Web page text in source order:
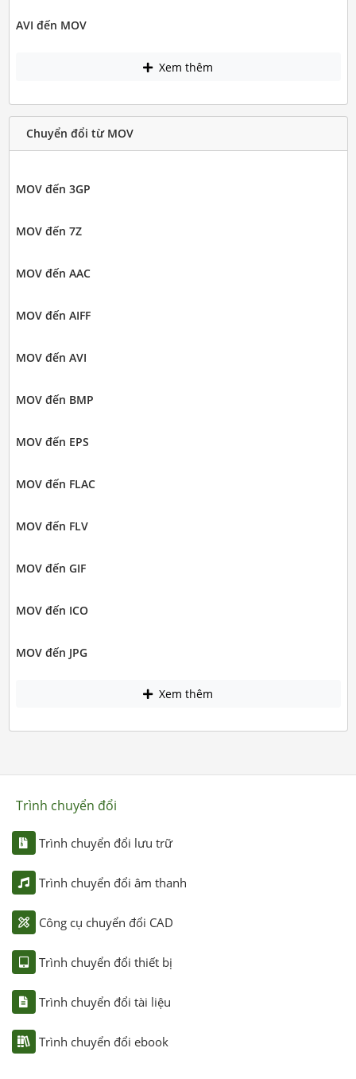
AVI đến MOV
Xem thêm
Chuyển đổi từ MOV
MOV đến 3GP
MOV đến 7Z
MOV đến AAC
MOV đến AIFF
MOV đến AVI
MOV đến BMP
MOV đến EPS
MOV đến FLAC
MOV đến FLV
MOV đến GIF
MOV đến ICO
MOV đến JPG
Xem thêm
Trình chuyển đổi
Trình chuyển đổi lưu trữ
Trình chuyển đổi âm thanh
Công cụ chuyển đổi CAD
Trình chuyển đổi thiết bị
Trình chuyển đổi tài liệu
Trình chuyển đổi ebook